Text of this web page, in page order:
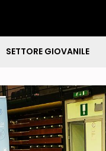
SETTORE GIOVANILE